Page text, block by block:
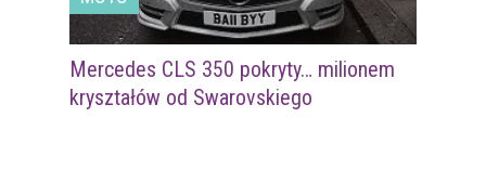
Mercedes CLS 350 pokryty… milionem
kryształów od Swarovskiego